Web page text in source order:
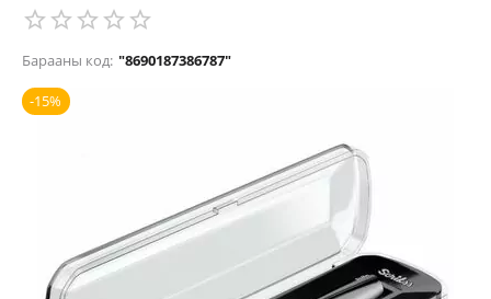
Барааны код: "8690187386787"
-15%